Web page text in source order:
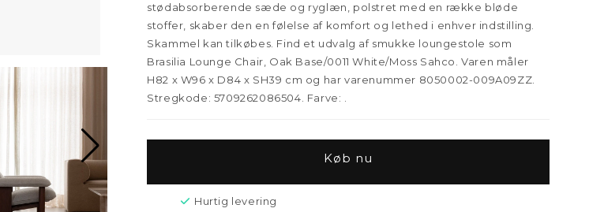
stødabsorberende sæde og ryglæn, polstret med en række bløde
stoffer, skaber den en følelse af komfort og lethed i enhver indstilling.
Skammel kan tilkøbes. Find et udvalg af smukke loungestole som
Brasilia Lounge Chair, Oak Base/0011 White/Moss Sahco. Varen måler
H82 x W96 x D84 x SH39 cm og har varenummer 8050002-009A09ZZ.
Stregkode: 5709262086504. Farve: .
Køb nu
Hurtig levering